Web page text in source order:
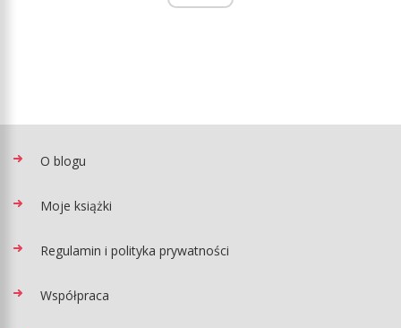
O blogu
Moje książki
Regulamin i polityka prywatności
Współpraca